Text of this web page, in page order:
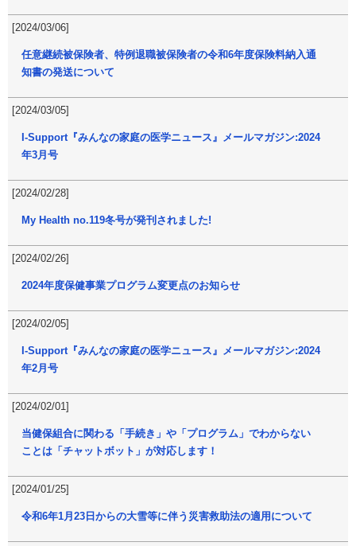
[2024/03/06]
任意継続被保険者、特例退職被保険者の令和6年度保険料納入通
知書の発送について
[2024/03/05]
I-Support『みんなの家庭の医学ニュース』メールマガジン:2024
年3月号
[2024/02/28]
My Health no.119冬号が発刊されました!
[2024/02/26]
2024年度保健事業プログラム変更点のお知らせ
[2024/02/05]
I-Support『みんなの家庭の医学ニュース』メールマガジン:2024
年2月号
[2024/02/01]
当健保組合に関わる「手続き」や「プログラム」でわからない
ことは「チャットボット」が対応します！
[2024/01/25]
令和6年1月23日からの大雪等に伴う災害救助法の適用について